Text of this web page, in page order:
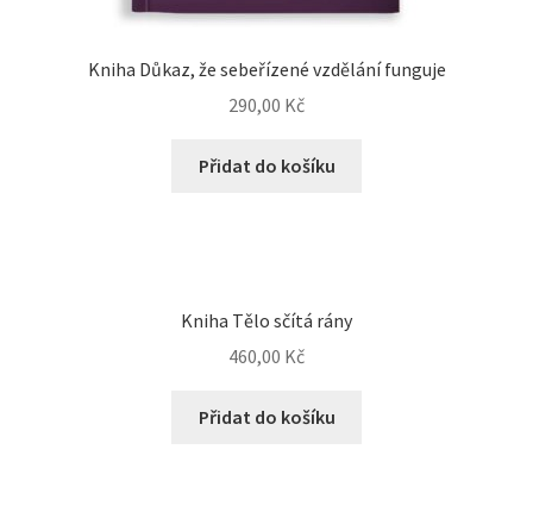
Kniha Důkaz, že sebeřízené vzdělání funguje
290,00 Kč
Přidat do košíku
Kniha Tělo sčítá rány
460,00 Kč
Přidat do košíku